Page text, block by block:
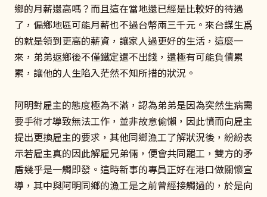
鄉的月薪還高嗎？而且這在當地還已經是比較好的待遇
了，偏鄉地區可能月薪也不過台幣兩三千元。來台謀生爲
的就是領到更高的薪資，讓家人過更好的生活，這麼一
來，弟弟返鄉後不僅鐵定還不出錢，還極有可能負債累
累，讓他的人生陷入茫然不知所措的狀況。
阿明對雇主的態度極為不滿，認為弟弟是因為突然生病需
要手術才導致無法工作，並非故意偷懶，因此憤而向雇主
提出更換雇主的要求，其他同鄉漁工了解狀況後，紛紛表
示若雇主真的因此解雇兄弟倆，便會共同罷工，雙方的矛
盾幾乎是一觸即發。這時新事的專員正好在港口做關懷宣
導，其中與阿明同鄉的漁工是之前曾經接觸過的，於是向